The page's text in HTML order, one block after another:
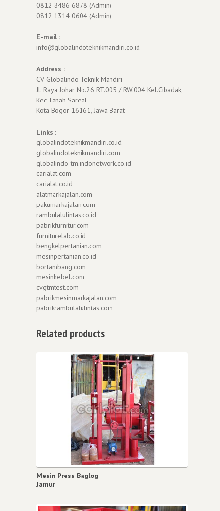
0812 8486 6878 (Admin)
0812 1314 0604 (Admin)
E-mail :
info@globalindoteknikmandiri.co.id
Address :
CV Globalindo Teknik Mandiri
Jl. Raya Johar No.26 RT.005 / RW.004 Kel.Cibadak,
Kec.Tanah Sareal
Kota Bogor 16161, Jawa Barat
Links :
globalindoteknikmandiri.co.id
globalindoteknikmandiri.com
globalindo-tm.indonetwork.co.id
carialat.com
carialat.co.id
alatmarkajalan.com
pakumarkajalan.com
rambulalulintas.co.id
pabrikfurnitur.com
furniturelab.co.id
bengkelpertanian.com
mesinpertanian.co.id
bortambang.com
mesinhebel.com
cvgtmtest.com
pabrikmesinmarkajalan.com
pabrikrambulalulintas.com
Related products
Mesin Press Baglog
Jamur